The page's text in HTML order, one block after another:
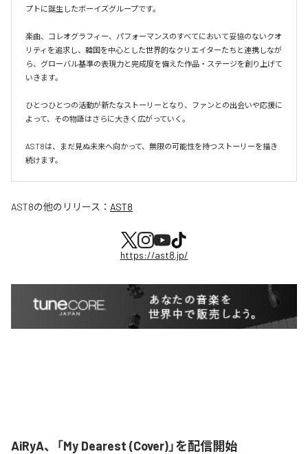
プトに誕生したボーイズグループです。
楽曲、コレオグラフィー、パフォーマンスのすべてにおいて妥協のないクオ
リティを追求し、韓国を中心とした世界的なクリエイターたちと連携しなが
ら、グローバル基準の表現力と完成度を備えた作品・ステージを創り上げて
いきます。
ひとつひとつの活動が新たなストーリーとなり、ファンとの出会いや応援に
よって、その物語はさらに大きく広がっていく。
AST8は、まだ見ぬ未来へ向かって、無限の可能性を持つストーリーを描き
続けます。
AST8の他のリリース： AST8
https://ast8.jp/
AiRyA、「My Dearest (Cover)」を配信開始